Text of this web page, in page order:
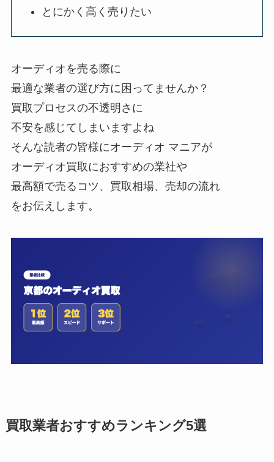
とにかく高く売りたい
オーディオを売る際に
最適な業者の選び方に困ってませんか？
買取プロセスの不透明さに
不安を感じてしまいますよね
そんな読者の皆様にオーディオ マニアが
オーディオ買取におすすめの業社や
最高額で売るコツ、買取相場、売却の流れ
をお伝えします。
買取業者おすすめランキング5選